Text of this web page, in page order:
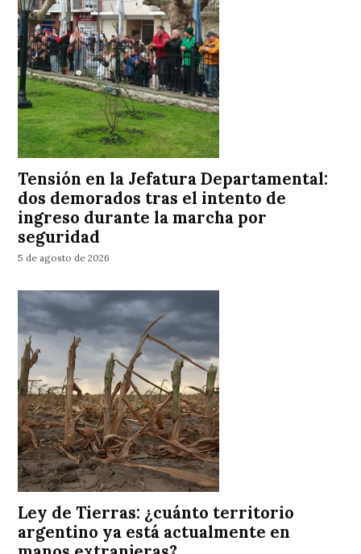
Tensión en la Jefatura Departamental:
dos demorados tras el intento de
ingreso durante la marcha por
seguridad
5 de agosto de 2026
Ley de Tierras: ¿cuánto territorio
argentino ya está actualmente en